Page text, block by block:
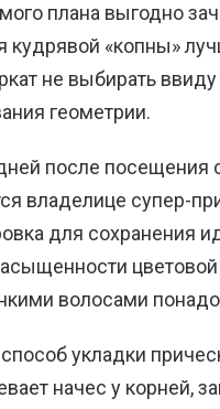
плана выгодно
кудрявой «копны»
не выбирать
геометрии.
после посещения
владелице супер-
для сохранения
волосами
укладки
начес у корней,